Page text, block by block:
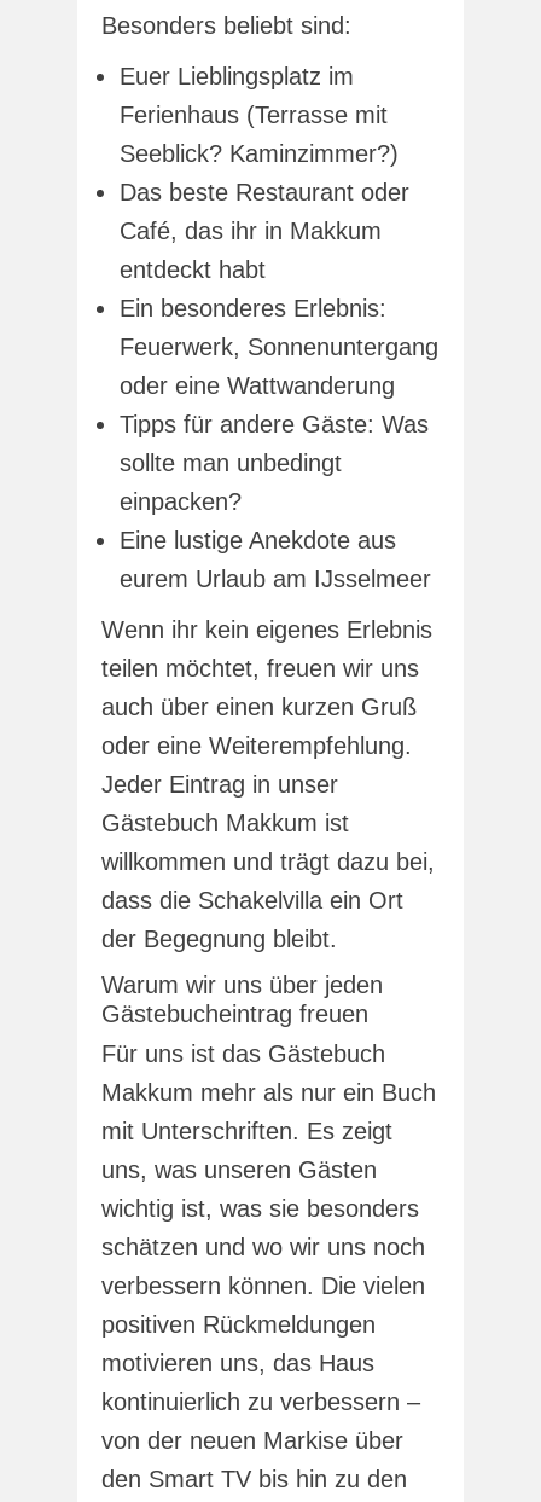
Besonders beliebt sind:
Euer Lieblingsplatz im
Ferienhaus (Terrasse mit
Seeblick? Kaminzimmer?)
Das beste Restaurant oder
Café, das ihr in Makkum
entdeckt habt
Ein besonderes Erlebnis:
Feuerwerk, Sonnenuntergang
oder eine Wattwanderung
Tipps für andere Gäste: Was
sollte man unbedingt
einpacken?
Eine lustige Anekdote aus
eurem Urlaub am IJsselmeer
Wenn ihr kein eigenes Erlebnis
teilen möchtet, freuen wir uns
auch über einen kurzen Gruß
oder eine Weiterempfehlung.
Jeder Eintrag in unser
Gästebuch Makkum ist
willkommen und trägt dazu bei,
dass die Schakelvilla ein Ort
der Begegnung bleibt.
Warum wir uns über jeden
Gästebucheintrag freuen
Für uns ist das Gästebuch
Makkum mehr als nur ein Buch
mit Unterschriften. Es zeigt
uns, was unseren Gästen
wichtig ist, was sie besonders
schätzen und wo wir uns noch
verbessern können. Die vielen
positiven Rückmeldungen
motivieren uns, das Haus
kontinuierlich zu verbessern –
von der neuen Markise über
den Smart TV bis hin zu den